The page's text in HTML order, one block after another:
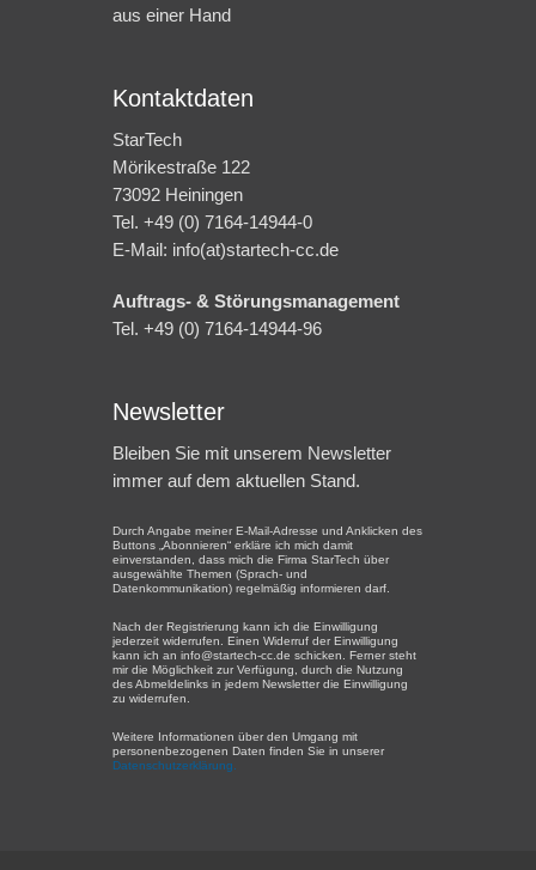
aus einer Hand
Kontaktdaten
StarTech
Mörikestraße 122
73092 Heiningen
Tel. +49 (0) 7164-14944-0
E-Mail: info(at)startech-cc.de
Auftrags- & Störungsmanagement
Tel. +49 (0) 7164-14944-96
Newsletter
Bleiben Sie mit unserem Newsletter
immer auf dem aktuellen Stand.
Durch Angabe meiner E-Mail-Adresse und Anklicken des
Buttons „Abonnieren“ erkläre ich mich damit
einverstanden, dass mich die Firma StarTech über
ausgewählte Themen (Sprach- und
Datenkommunikation) regelmäßig informieren darf.
Nach der Registrierung kann ich die Einwilligung
jederzeit widerrufen. Einen Widerruf der Einwilligung
kann ich an info@startech-cc.de schicken. Ferner steht
mir die Möglichkeit zur Verfügung, durch die Nutzung
des Abmeldelinks in jedem Newsletter die Einwilligung
zu widerrufen.
Weitere Informationen über den Umgang mit
personenbezogenen Daten finden Sie in unserer
Datenschutzerklärung.